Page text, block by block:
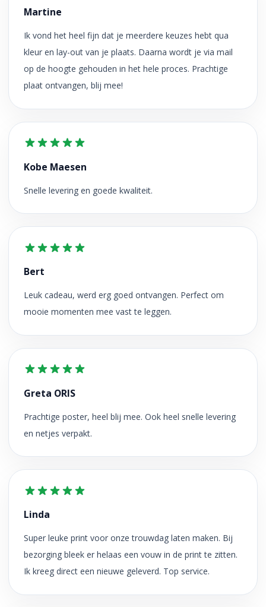
Martine
Ik vond het heel fijn dat je meerdere keuzes hebt qua
kleur en lay-out van je plaats. Daarna wordt je via mail
op de hoogte gehouden in het hele proces. Prachtige
plaat ontvangen, blij mee!
Kobe Maesen
Snelle levering en goede kwaliteit.
Bert
Leuk cadeau, werd erg goed ontvangen. Perfect om
mooie momenten mee vast te leggen.
Greta ORIS
Prachtige poster, heel blij mee. Ook heel snelle levering
en netjes verpakt.
Linda
Super leuke print voor onze trouwdag laten maken. Bij
bezorging bleek er helaas een vouw in de print te zitten.
Ik kreeg direct een nieuwe geleverd. Top service.